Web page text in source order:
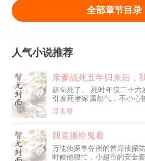
全部章节目录
人气小说推荐
亲爹战死五年归来后，
赵旬死了。 死时年仅二十
引发死者家属怨气，不小心
越吧，还是胎穿！ 呵，胎穿
成一个病秧子啊！ 赵旬觉得
一个续命系统。 好吧，好死
活看吧。 …… 胎穿农家子，
剩寡母和爷奶以及两个待字
谈不上，毕竟有一个能干的亲
浮玉呀
我直播给鬼看
万能侦探事务所的首席侦探
时候他很忙，小超市的安全